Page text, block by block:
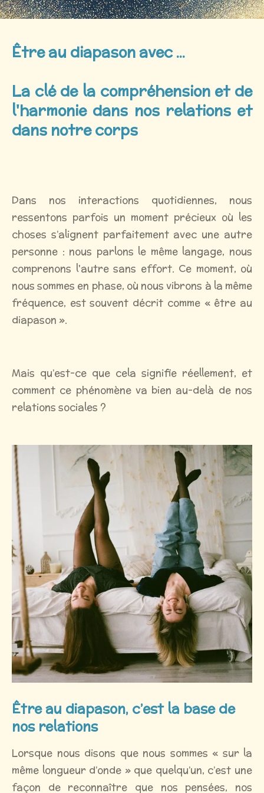
Être au diapason avec ...
La clé de la compréhension et de
l'harmonie dans nos relations et
dans notre corps
Dans nos interactions quotidiennes, nous
ressentons parfois un moment précieux où les
choses s’alignent parfaitement avec une autre
personne : nous parlons le même langage, nous
comprenons l'autre sans effort. Ce moment, où
nous sommes en phase, où nous vibrons à la même
fréquence, est souvent décrit comme « être au
diapason ».
Mais qu’est-ce que cela signifie réellement, et
comment ce phénomène va bien au-delà de nos
relations sociales ?
Être au diapason, c’est la base de
nos relations
Lorsque nous disons que nous sommes « sur la
même longueur d’onde » que quelqu’un, c’est une
façon de reconnaître que nos pensées, nos